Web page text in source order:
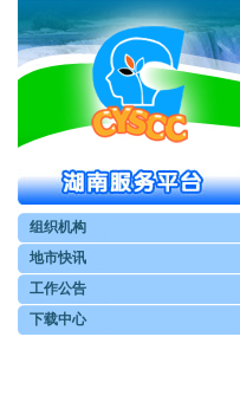
组织机构
地市快讯
工作公告
下载中心